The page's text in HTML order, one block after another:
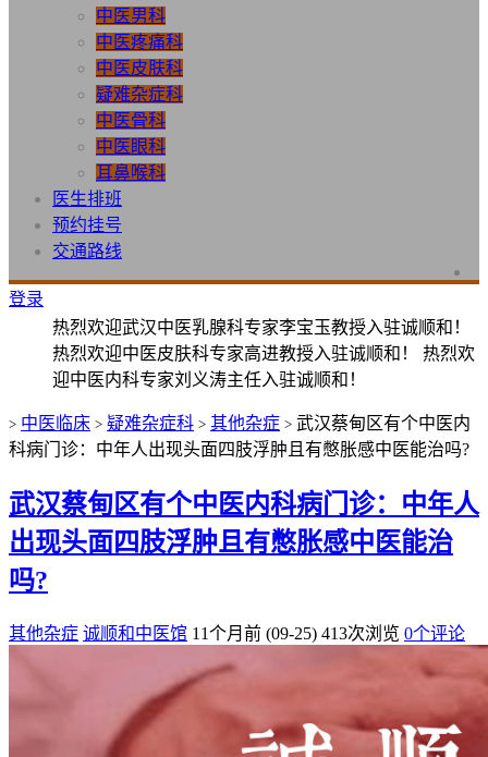
中医男科
中医疼痛科
中医皮肤科
疑难杂症科
中医骨科
中医眼科
耳鼻喉科
医生排班
预约挂号
交通路线
登录
热烈欢迎武汉中医乳腺科专家李宝玉教授入驻诚顺和！
热烈欢迎中医皮肤科专家高进教授入驻诚顺和！ 热烈欢
迎中医内科专家刘义涛主任入驻诚顺和！
> 中医临床 > 疑难杂症科 > 其他杂症 > 武汉蔡甸区有个中医内
科病门诊：中年人出现头面四肢浮肿且有憋胀感中医能治吗?
武汉蔡甸区有个中医内科病门诊：中年人
出现头面四肢浮肿且有憋胀感中医能治
吗?
其他杂症 诚顺和中医馆 11个月前 (09-25) 413次浏览 0个评论